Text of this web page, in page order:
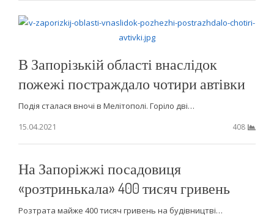
В Запорізькій області внаслідок
пожежі постраждало чотири автівки
Подія сталася вночі в Мелітополі. Горіло дві…
15.04.2021
408
На Запоріжжі посадовиця
«розтринькала» 400 тисяч гривень
Розтрата майже 400 тисяч гривень на будівництві…